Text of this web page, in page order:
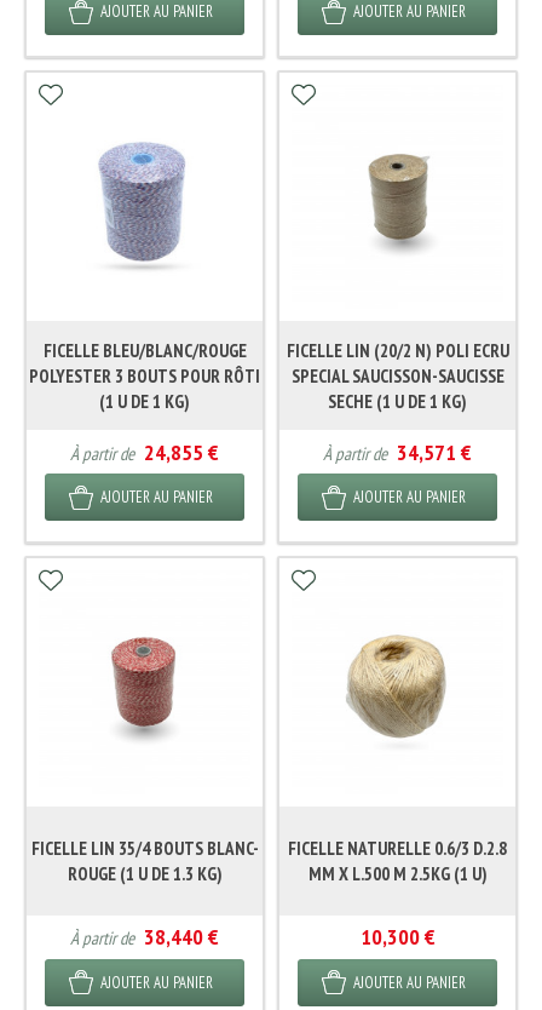
AJOUTER AU PANIER AJOUTER AU PANIER
FICELLE BLEU/BLANC/ROUGE
POLYESTER 3 BOUTS POUR RÔTI
(1 U DE 1 KG)
À partir de 24,855 €
AJOUTER AU PANIER
FICELLE LIN (20/2 N) POLI ECRU
SPECIAL SAUCISSON-SAUCISSE
SECHE (1 U DE 1 KG)
À partir de 34,571 €
AJOUTER AU PANIER
FICELLE LIN 35/4 BOUTS BLANC-
ROUGE (1 U DE 1.3 KG)
À partir de 38,440 €
AJOUTER AU PANIER
FICELLE NATURELLE 0.6/3 D.2.8
MM X L.500 M 2.5KG (1 U)
10,300 €
AJOUTER AU PANIER